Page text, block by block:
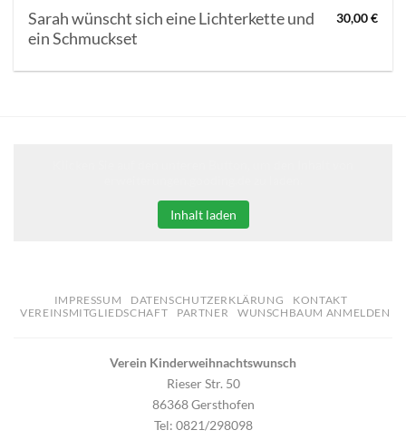
Sarah wünscht sich eine Lichterkette und
ein Schmuckset
30,00€
Inhalt laden
IMPRESSUM DATENSCHUTZERKLÄRUNG
KONTAKT
VEREINSMITGLIEDSCHAFT
PARTNER WUNSCHBAUM ANMELDEN
Verein Kinderweihnachtswunsch
Rieser Str. 50
86368 Gersthofen
Tel: 0821/298098